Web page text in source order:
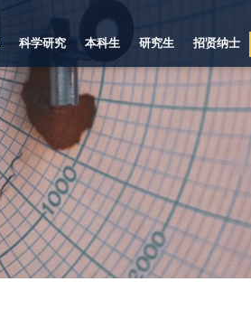
科学研究 本科生 研究生 招贤纳士